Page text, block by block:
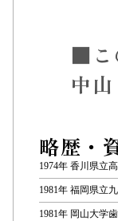
■こ
中
略歴・
1974年 香川県立
1981年 福岡県立
1981年 岡山大学